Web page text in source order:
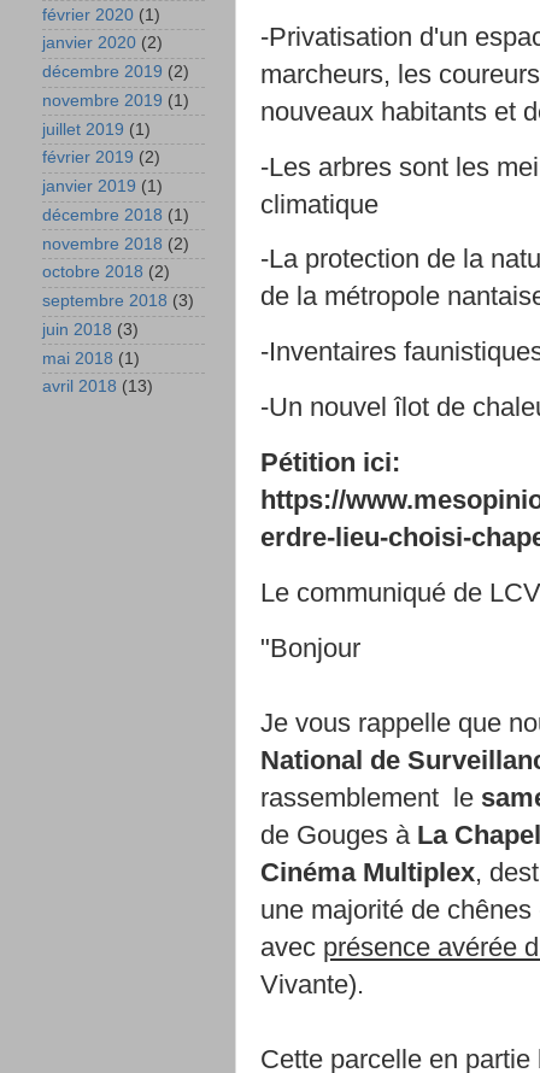
-Privatisation d'un
marcheurs, les
nouveaux habitants et
-Les arbres sont les
climatique
-La protection de la
de la métropole
-Inventaires
-Un nouvel îlot de
Pétition ici:
https://
erdre-lieu-choisi-
Le communiqué de
"Bonjour
Je vous rappelle que
National de
rassemblement le
de Gouges à La
Cinéma Multiplex,
une majorité de
avec présence avérée
Vivante).
Cette parcelle en
février 2020 (1)
janvier 2020 (2)
décembre 2019 (2)
novembre 2019 (1)
juillet 2019 (1)
février 2019 (2)
janvier 2019 (1)
décembre 2018 (1)
novembre 2018 (2)
octobre 2018 (2)
septembre 2018 (3)
juin 2018 (3)
mai 2018 (1)
avril 2018 (13)